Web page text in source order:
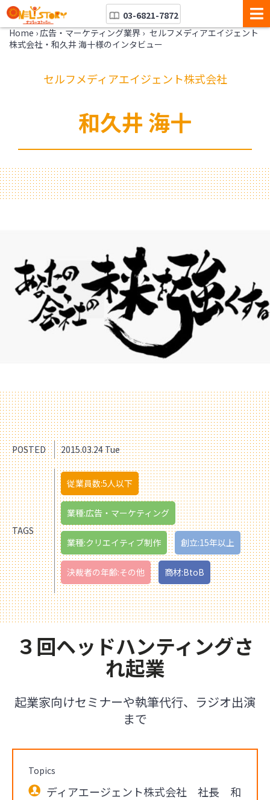
03-6821-7872
Home ›広告・マーケティング業界 › セルフメディアエイジェント
株式会社・和久井 海十様のインタビュー
セルフメディアエイジェント株式会社
和久井 海十
POSTED 2015.03.24 Tue
TAGS
従業員数:5人以下
業種:広告・マーケティング
業種:クリエイティブ制作 創立:15年以上
決裁者の年齢:その他 商材:BtoB
３回ヘッドハンティングさ
れ起業
起業家向けセミナーや執筆代行、ラジオ出演
まで
Topics
ディアエージェント株式会社 社長 和